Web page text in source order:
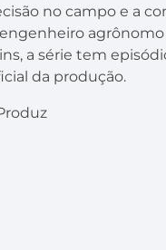
no campo e a
a série tem
da produção.